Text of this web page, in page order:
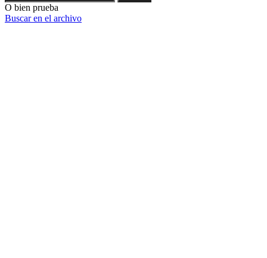
O bien prueba
Buscar en el archivo